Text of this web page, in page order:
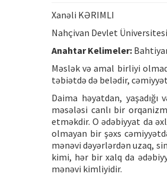
Xanəli KƏRIMLI
Nahçivan Devlet
Anahtar Kelimeler:
Məslək və amal birliyi
təbiətdə də belədir,
Daima həyatdan,
məsələsi canlı bir
etməkdir. O ədəbiyyat da
olmayan bir şəxs
mənəvi dəyərlərdən uzaq,
kimi, hər bir xalq da
mənəvi kimliyidir.